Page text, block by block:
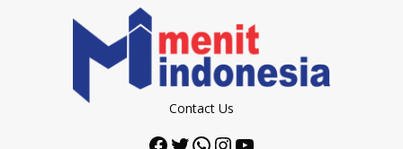
Contact Us